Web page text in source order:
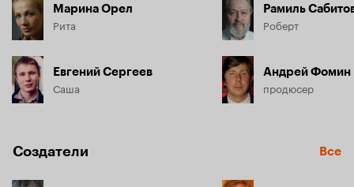
Марина Орел
Рита
Евгений Сергеев
Саша
Рамиль
Роберт
Андрей Фомин
продюсер
Создатели Все